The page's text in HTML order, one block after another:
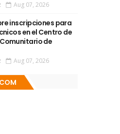
Aug 07, 2026
inscripciones para
en el Centro de
de
Aug 07, 2026